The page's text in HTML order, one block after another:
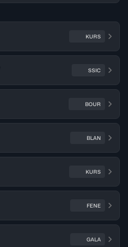
KURS
SSIC
BOUR
BLAN
KURS
FENE
GALA